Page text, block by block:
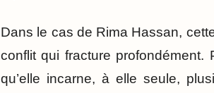
Dans le cas de Rima Hassan,
conflit qui fracture profondément.
qu’elle incarne, à elle seule,